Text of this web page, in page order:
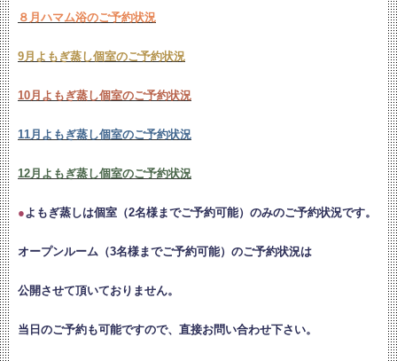
８月ハマム浴のご予約状況
9月よもぎ蒸し個室のご予約状況
10月よもぎ蒸し個室のご予約状況
11月よもぎ蒸し個室のご予約状況
12月よもぎ蒸し個室のご予約状況
●よもぎ蒸しは個室（2名様までご予約可能）のみのご予約状況です。
オープンルーム（3名様までご予約可能）のご予約状況は
公開させて頂いておりません。
当日のご予約も可能ですので、直接お問い合わせ下さい。